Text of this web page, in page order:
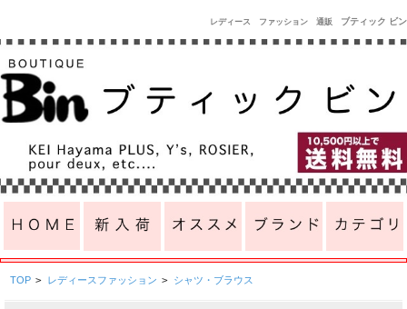
レディース ファッション 通販 ブティック ビン
TOP > レディースファッション > シャツ・ブラウス